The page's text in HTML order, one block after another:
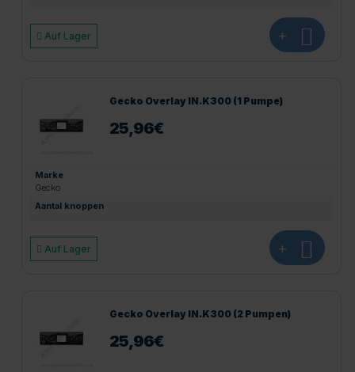
Auf Lager +
Gecko Overlay IN.K300 (1 Pumpe)
25,96€
Marke
Gecko
Aantal knoppen
Auf Lager +
Gecko Overlay IN.K300 (2 Pumpen)
25,96€